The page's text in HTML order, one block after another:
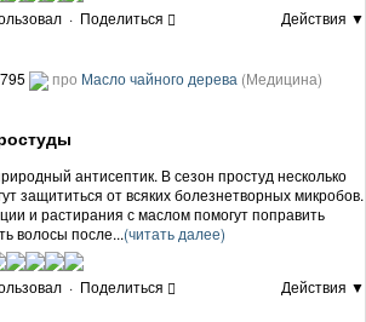
· Поделиться
Действия ▼
про Масло чайного дерева (Медицина)
антисептик. В сезон простуд несколько
защититься от всяких болезнетворных микробов.
и растирания с маслом помогут поправить
волосы после...(читать далее)
· Поделиться
Действия ▼